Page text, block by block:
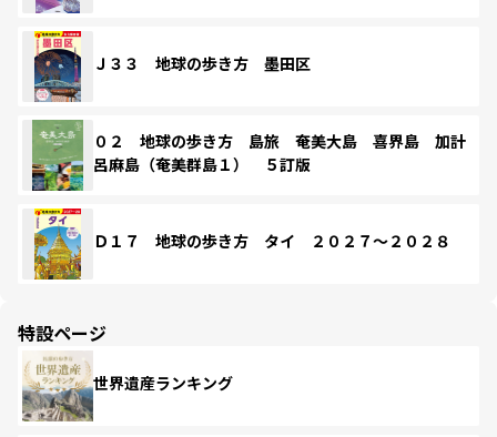
Ｊ３３ 地球の歩き方 墨田区
０２ 地球の歩き方 島旅 奄美大島 喜界島 加計
呂麻島（奄美群島１） ５訂版
Ｄ１７ 地球の歩き方 タイ ２０２７～２０２８
特設ページ
世界遺産ランキング